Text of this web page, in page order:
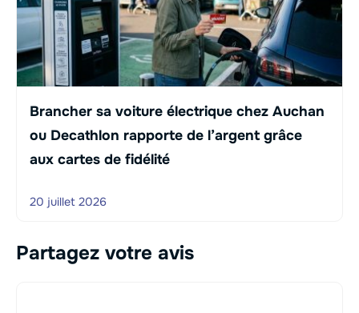
Brancher sa voiture électrique chez Auchan
ou Decathlon rapporte de l’argent grâce
aux cartes de fidélité
20 juillet 2026
Partagez votre avis